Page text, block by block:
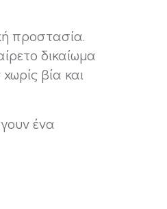
προστασία.
δικαίωμα
βία και
ένα